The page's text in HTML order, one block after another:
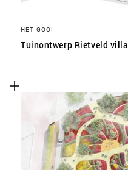
HET GOOI
Tuinontwerp Rietveld villa